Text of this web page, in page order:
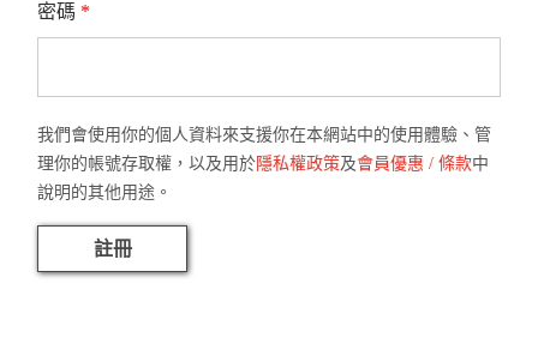
密碼 *
我們會使用你的個人資料來支援你在本網站中的使用體驗、管
理你的帳號存取權，以及用於隱私權政策及會員優惠 / 條款中
說明的其他用途。
註冊